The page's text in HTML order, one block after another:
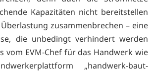
Kapazitäten nicht bereitstellen
zusammenbrechen – eine
die unbedingt verhindert werden
vom EVM-Chef für das Handwerk wie
„handwerk-baut-